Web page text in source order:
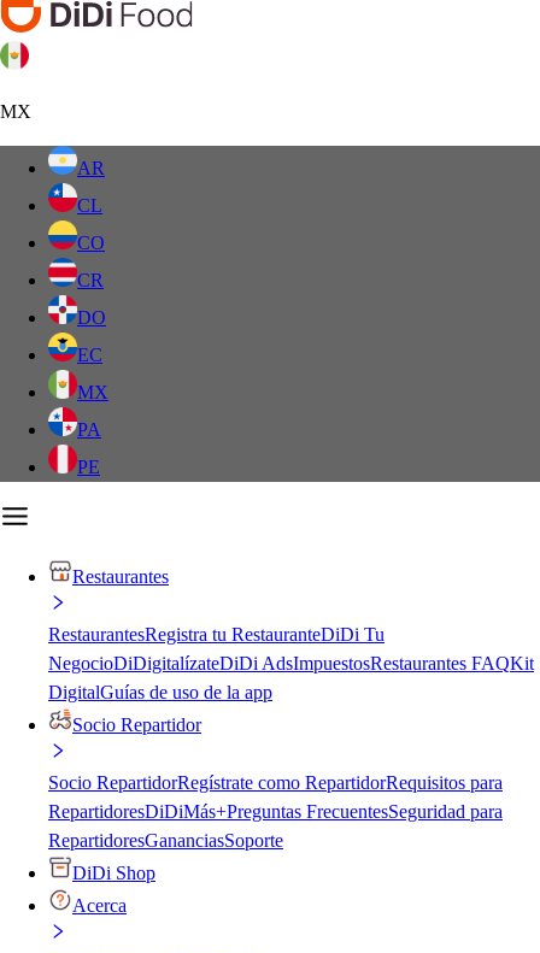
MX
AR
CL
CO
CR
DO
EC
MX
PA
PE
Restaurantes
RestaurantesRegistra tu RestauranteDiDi Tu
NegocioDiDigitalízateDiDi AdsImpuestosRestaurantes FAQKit
DigitalGuías de uso de la app
Socio Repartidor
Socio RepartidorRegístrate como RepartidorRequisitos para
RepartidoresDiDiMás+Preguntas FrecuentesSeguridad para
RepartidoresGananciasSoporte
DiDi Shop
Acerca